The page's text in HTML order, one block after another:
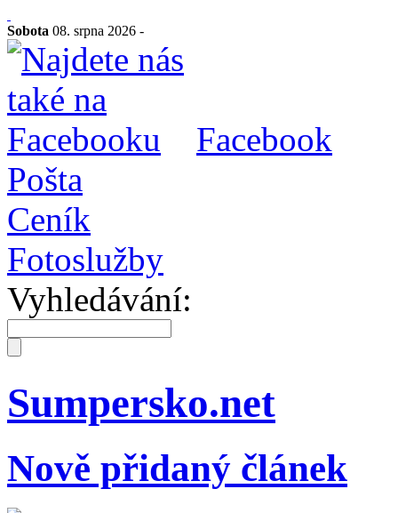
Sobota 08. srpna 2026 -
Facebook
Pošta
Ceník
Fotoslužby
Vyhledávání:
Sumpersko.net
Nově přidaný článek